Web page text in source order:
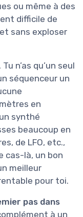
ou même à des
difficile de
sans exploser
n’as qu’un seul
séquenceur un
en
synthé
beaucoup en
de LFO, etc.,
cas-là, un bon
meilleur
pour toi.
pas dans
à un